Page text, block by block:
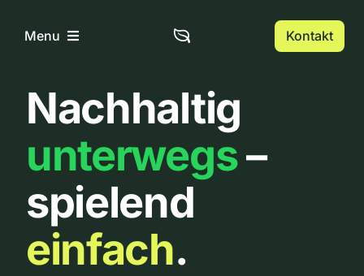
InhaltMenu
Home
Über uns
Urbanlist
Kontakt
Nachhaltig
unterwegs–
spielend
einfach.